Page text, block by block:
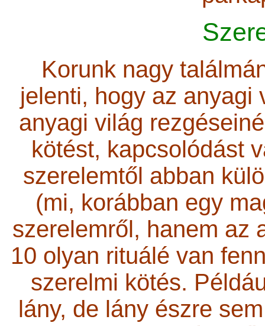
Korunk nagy
jelenti, hogy az anyagi
anyagi világ
kötést, kapcsolódást
szerelemtől abban
(mi, korábban egy
szerelemről, hanem az
10 olyan rituálé van
szerelmi kötés.
lány, de lány észre